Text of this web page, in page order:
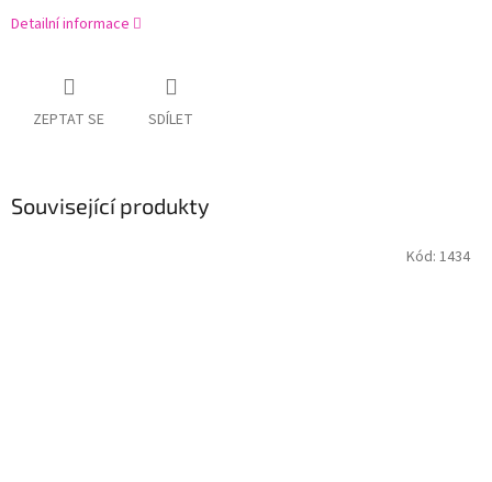
Detailní informace
ZEPTAT SE SDÍLET
Související produkty
Kód: 1434